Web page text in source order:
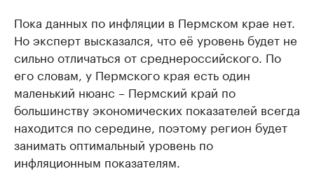
Пока данных по инфляции в Пермском крае нет.
Но эксперт высказался, что её уровень будет не
сильно отличаться от среднероссийского. По
его словам, у Пермского края есть один
маленький нюанс – Пермский край по
большинству экономических показателей всегда
находится по середине, поэтому регион будет
занимать оптимальный уровень по
инфляционным показателям.